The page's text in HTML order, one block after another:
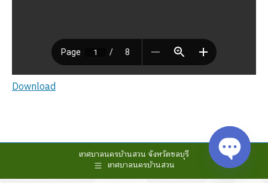
Download
เทศบาลนครบ้านสวน จังหวัดชลบุรี
เทศบาลนครบ้านสวน